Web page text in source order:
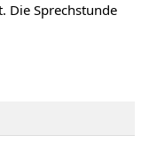
Die Sprechstunde